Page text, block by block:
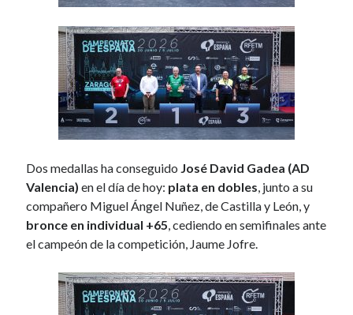
Noticias 2024(78)
Sin categoría (150)
agosto 2026
1 2
4 5 8
10 11 12 13 14 15 16
17 18 19 20 21 22 23
25 26 27 28 29 30
Dos medallas ha conseguido José David Gadea (AD
Valencia) en el día de hoy: plata en dobles, junto a su
compañero Miguel Ángel Nuñez, de Castilla y León, y
bronce en individual +65, cediendo en semifinales ante
el campeón de la competición, Jaume Jofre.